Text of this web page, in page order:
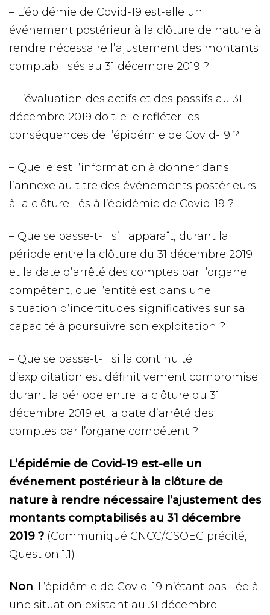
– L’épidémie de Covid-19 est-elle un
événement postérieur à la clôture de nature à
rendre nécessaire l’ajustement des montants
comptabilisés au 31 décembre 2019 ?
– L’évaluation des actifs et des passifs au 31
décembre 2019 doit-elle refléter les
conséquences de l’épidémie de Covid-19 ?
– Quelle est l’information à donner dans
l’annexe au titre des événements postérieurs
à la clôture liés à l’épidémie de Covid-19 ?
– Que se passe-t-il s’il apparaît, durant la
période entre la clôture du 31 décembre 2019
et la date d’arrêté des comptes par l’organe
compétent, que l’entité est dans une
situation d’incertitudes significatives sur sa
capacité à poursuivre son exploitation ?
– Que se passe-t-il si la continuité
d’exploitation est définitivement compromise
durant la période entre la clôture du 31
décembre 2019 et la date d’arrêté des
comptes par l’organe compétent ?
L’épidémie de Covid-19 est-elle un
événement postérieur à la clôture de
nature à rendre nécessaire l’ajustement des
montants comptabilisés au 31 décembre
2019 ? (Communiqué CNCC/CSOEC précité,
Question 1.1)
Non. L’épidémie de Covid-19 n’étant pas liée à
une situation existant au 31 décembre